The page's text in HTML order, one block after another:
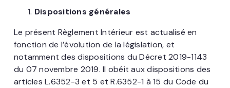
Dispositions générales
Le présent Règlement Intérieur est actualisé en
fonction de l’évolution de la législation, et
notamment des dispositions duDécret 2019-1143
du 07 novembre 2019. Il obéit aux dispositions des
articles L.6352-3 et 5 et R.6352-1 à 15 du Code du